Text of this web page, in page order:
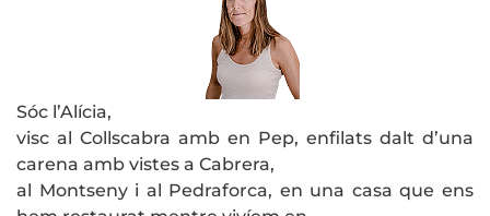
Sóc l’Alícia,
visc al Collscabra amb en Pep, enfilats dalt d’una
carena amb vistes a Cabrera,
al Montseny i al Pedraforca, en una casa que ens